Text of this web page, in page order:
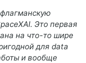
Это первая
на что-то шире
для data
и вообще